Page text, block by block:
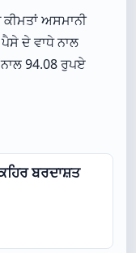
ਅਸਮਾਨੀ
ਦੇ ਵਾਧੇ ਨਾਲ
94.08 ਰੁਪਏ
ਬਰਦਾਸ਼ਤ